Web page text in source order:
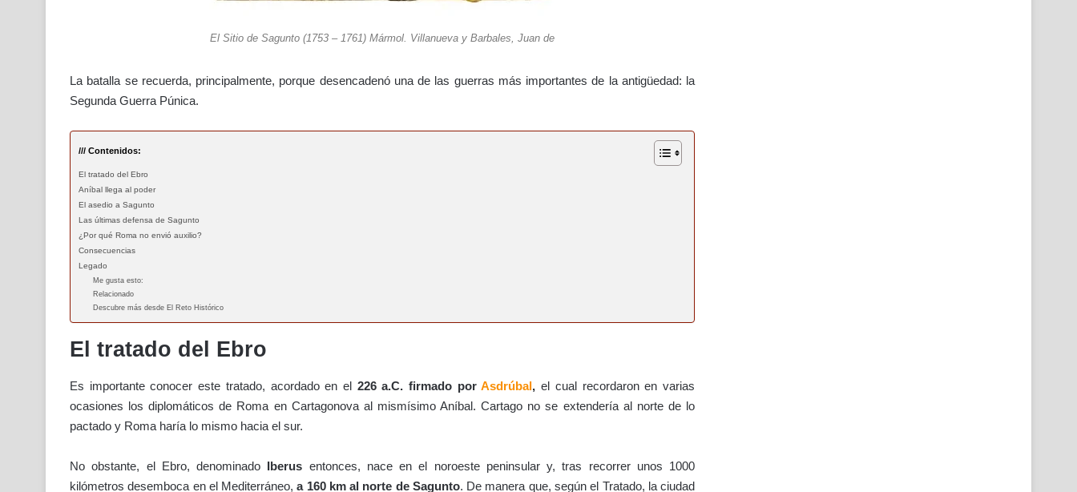
El Sitio de Sagunto (1753 – 1761) Mármol. Villanueva y Barbales, Juan de
La batalla se recuerda, principalmente, porque desencadenó una de las guerras más importantes de la antigüedad: la
Segunda Guerra Púnica.
/// Contenidos:
El tratado del Ebro
Aníbal llega al poder
El asedio a Sagunto
Las últimas defensa de Sagunto
¿Por qué Roma no envió auxilio?
Consecuencias
Legado
Me gusta esto:
Relacionado
Descubre más desde El Reto Histórico
El tratado del Ebro
Es importante conocer este tratado, acordado en el 226 a.C. firmado porAsdrúbal, el cual recordaron en varias
ocasiones los diplomáticos de Roma en Cartagonova al mismísimo Aníbal. Cartago no se extendería al norte de lo
pactado y Roma haría lo mismo hacia el sur.
No obstante, el Ebro, denominado Iberus entonces, nace en el noroeste peninsular y, tras recorrer unos 1000
kilómetros desemboca en el Mediterráneo,a 160 km al norte de Sagunto. De manera que, según el Tratado, la ciudad